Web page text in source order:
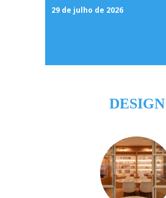
29 de julho de 2026
DESIGN